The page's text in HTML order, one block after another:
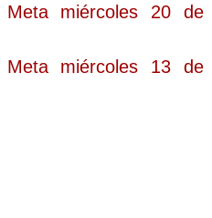
miércoles 20 de
miércoles 13 de